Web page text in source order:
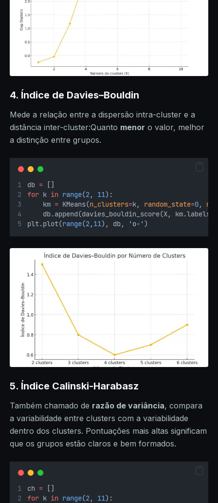
4. Índice de Davies–Bouldin
Mede a relação entre a dispersão intra-cluster e a
distância inter-cluster:Quanto menor o valor, melhor
a distinção entre grupos.
db = []
for k in range(2, 11):
    km
= KMeans(n_clusters=k, random_state=0,
db.append(davies_bouldin_score(X,
plt.plot(range(2, 11), db, 'o-' )
5. Índice Calinski-Harabasz
Também chamado de razão de variância, compara
a variabilidade entre clusters com a variabilidade
dentro dos clusters. Pontuações mais altas significam
que os grupos estão claros e bem formados.
ch = []
for k in range(2, 11):